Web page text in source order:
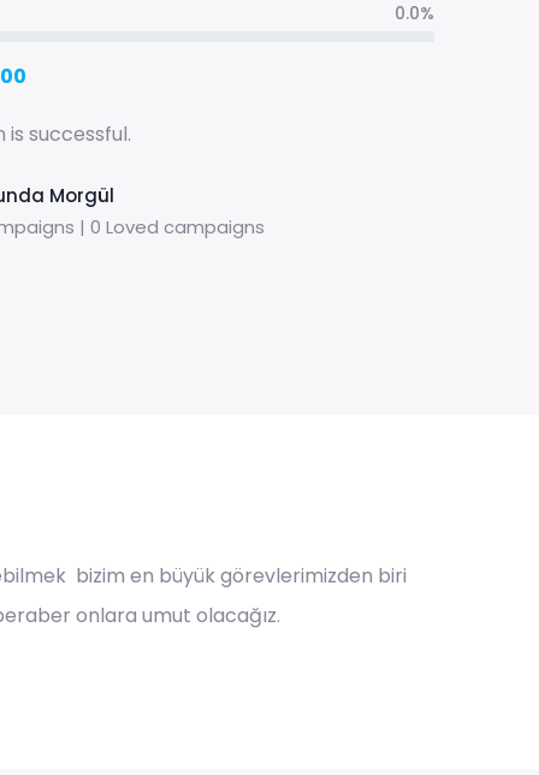
0.0%
successful.
Morgül
| 0 Loved campaigns
bizim en büyük görevlerimizden biri
onlara umut olacağız.